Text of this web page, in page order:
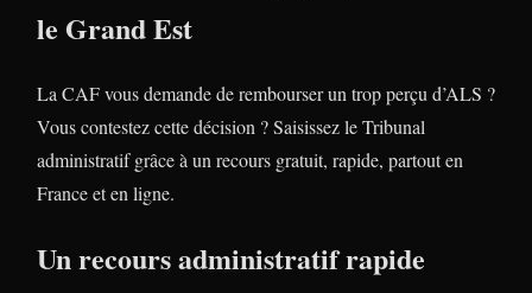
le Grand Est
La CAF vous demande de rembourser un trop perçu d’ALS ?
Vous contestez cette décision ? Saisissez le Tribunal
administratif grâce à un recours gratuit, rapide, partout en
France et en ligne.
Un recours administratif rapide